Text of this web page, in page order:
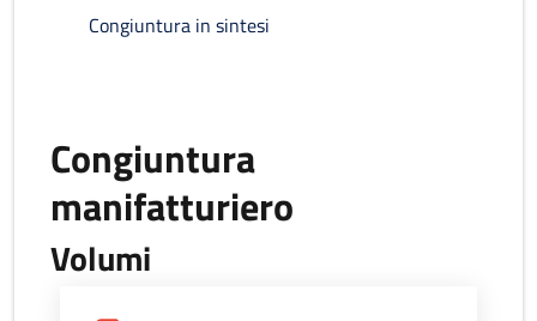
Congiuntura in sintesi
Congiuntura
manifatturiero
Volumi